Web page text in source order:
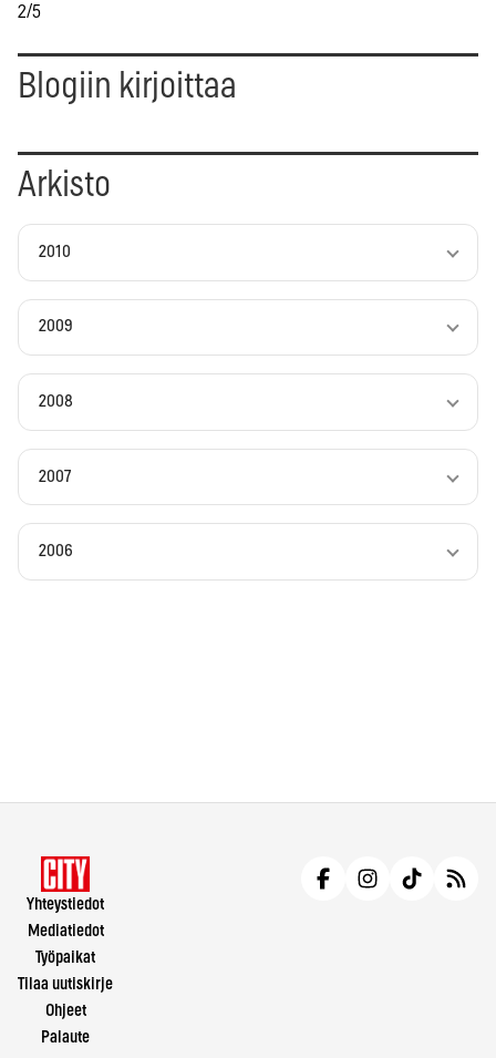
2/5
Blogiin kirjoittaa
Arkisto
2010
2009
2008
2007
2006
Yhteystiedot
Mediatiedot
Työpaikat
Tilaa uutiskirje
Ohjeet
Palaute